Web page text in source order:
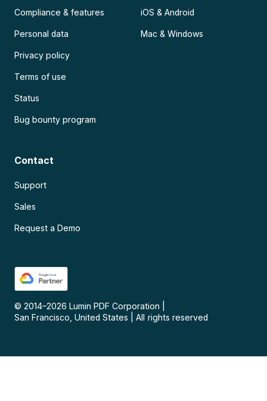
Compliance & features
Personal data
Privacy policy
Terms of use
Status
Bug bounty program
iOS & Android
Mac & Windows
Contact
Support
Sales
Request a Demo
© 2014–2026 Lumin PDF Corporation
San Francisco, United States
All rights reserved